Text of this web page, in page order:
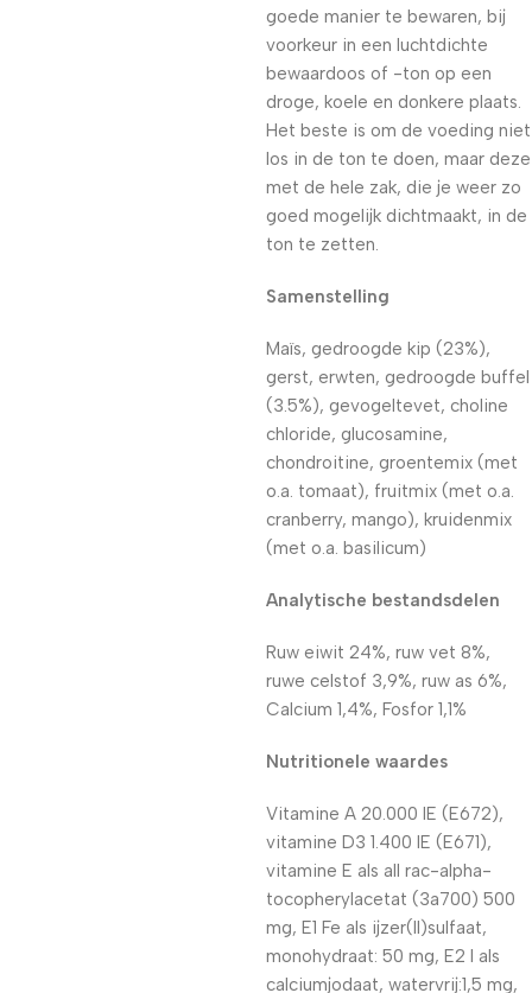
goede manier te bewaren, bij
voorkeur in een luchtdichte
bewaardoos of -ton op een
droge, koele en donkere plaats.
Het beste is om de voeding niet
los in de ton te doen, maar deze
met de hele zak, die je weer zo
goed mogelijk dichtmaakt, in de
ton te zetten.
Samenstelling
Maïs, gedroogde kip (23%),
gerst, erwten, gedroogde buffel
(3.5%), gevogeltevet, choline
chloride, glucosamine,
chondroitine, groentemix (met
o.a. tomaat), fruitmix (met o.a.
cranberry, mango), kruidenmix
(met o.a. basilicum)
Analytische bestandsdelen
Ruw eiwit 24%, ruw vet 8%,
ruwe celstof 3,9%, ruw as 6%,
Calcium 1,4%, Fosfor 1,1%
Nutritionele waardes
Vitamine A 20.000 IE (E672),
vitamine D3 1.400 IE (E671),
vitamine E als all rac-alpha-
tocopherylacetat (3a700) 500
mg, E1 Fe als ijzer(II)sulfaat,
monohydraat: 50 mg, E2 I als
calciumjodaat, watervrij:1,5 mg,